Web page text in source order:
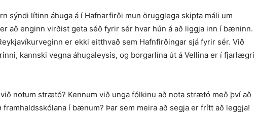
sýndi lítinn áhuga á í Hafnarfirði mun örugglega skipta máli um
að enginn virðist geta séð fyrir sér hvar hún á að liggja inn í bæninn.
er ekki eitthvað sem Hafnfirðingar sjá fyrir sér. Við
kannski vegna áhugaleysis, og borgarlína út á Vellina er í fjarlægri
notum strætó? Kennum við unga fólkinu að nota strætó með því að
í bænum? Þar sem meira að segja er frítt að leggja!